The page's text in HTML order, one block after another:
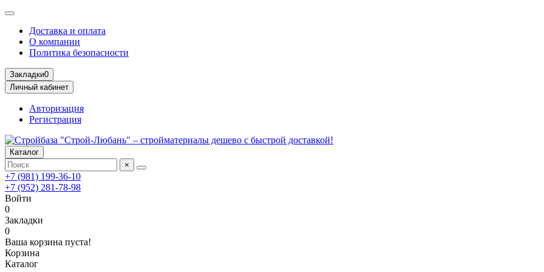
Доставка и оплата
О компании
Политика безопасности
Закладки0
Личный кабинет
Авторизация
Регистрация
Каталог
×
+7 (981) 199-36-10
+7 (952) 281-78-98
Войти
0
Закладки
0
Ваша корзина пуста!
Корзина
Каталог